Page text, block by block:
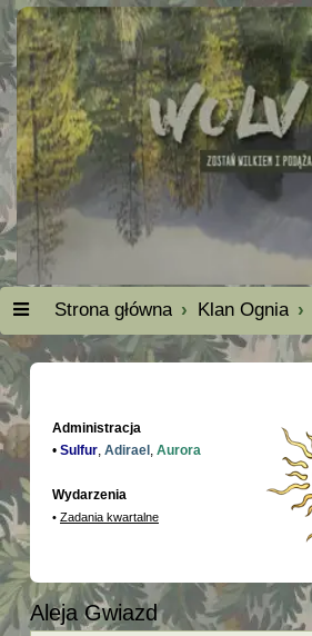
Strona główna Klan Ognia
Administracja
• Sulfur, Adirael , Aurora
Wydarzenia
• Zadania kwartalne
Aleja Gwiazd